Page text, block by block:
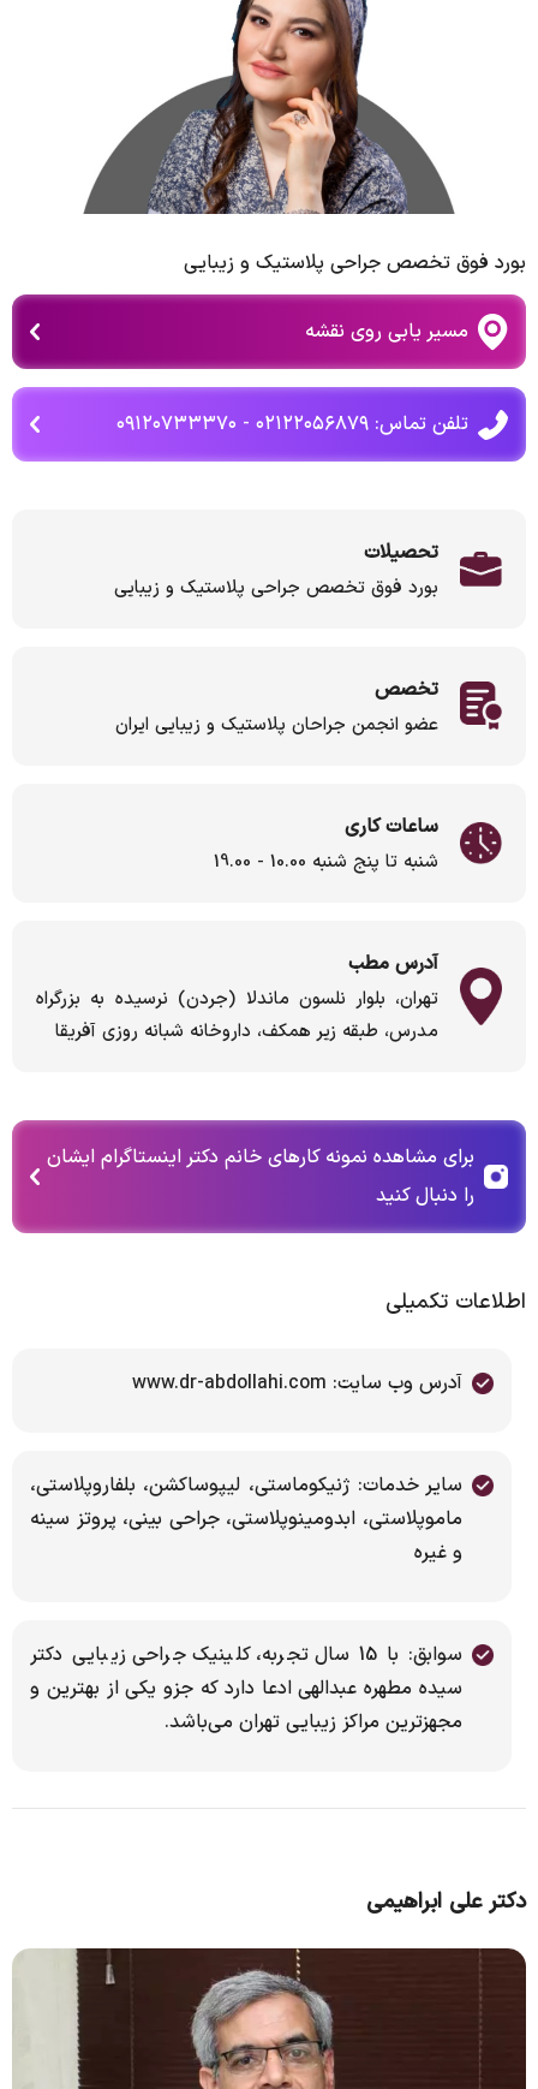
بورد فوق تخصص جراحی پلاستیک و زیبایی
مسیر یابی روی نقشه
تلفن تماس: ۰۲۱۲۲۰۵۶۸۷۹ - ۰۹۱۲۰۷۳۳۳۷۰
تحصیلات
بورد فوق تخصص جراحی پلاستیک و زیبایی
تخصص
عضو انجمن جراحان پلاستیک و زیبایی ایران
ساعات کاری
شنبه تا پنج شنبه 10.00 - 19.00
آدرس مطب
تهران، بلوار نلسون ماندلا (جردن) نرسیده به بزرگراه
مدرس، طبقه زیر همکف، داروخانه شبانه روزی آفریقا
برای مشاهده نمونه کارهای خانم دکتر اینستاگرام ایشان
را دنبال کنید
اطلاعات تکمیلی
آدرس وب سایت: www.dr-abdollahi.com
سایر خدمات: ژنیکوماستی، لیپوساکشن، بلفاروپلاستی،
ماموپلاستی، ابدومینوپلاستی، جراحی بینی، پروتز سینه
و غیره
سوابق: با 15 سال تجربه، کلینیک جراحی زیبایى دکتر
سیده مطهره عبدالهی ادعا دارد که جزو یکى از بهترین و
مجهزترین مراکز زیبایى تهران مى‌باشد.
دکتر علی ابراهیمی